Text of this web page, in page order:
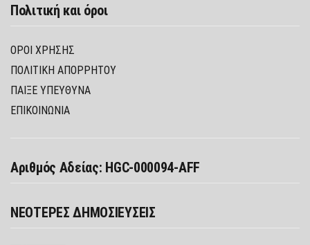
Πολιτική και όροι
ΌΡΟΙ ΧΡΉΣΗΣ
ΠΟΛΙΤΙΚΉ ΑΠΟΡΡΉΤΟΥ
ΠΑΊΞΕ ΥΠΕΎΘΥΝΑ
ΕΠΙΚΟΙΝΩΝΙΑ
Αριθμός Αδείας: HGC-000094-AFF
ΝΕΟΤΕΡΕΣ ΔΗΜΟΣΙΕΥΣΕΙΣ